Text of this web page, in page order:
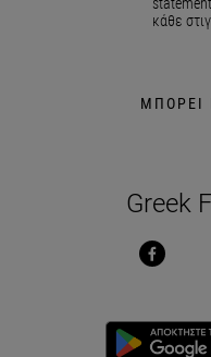
κάθε
ΜΠΟΡΕΙ
Greek